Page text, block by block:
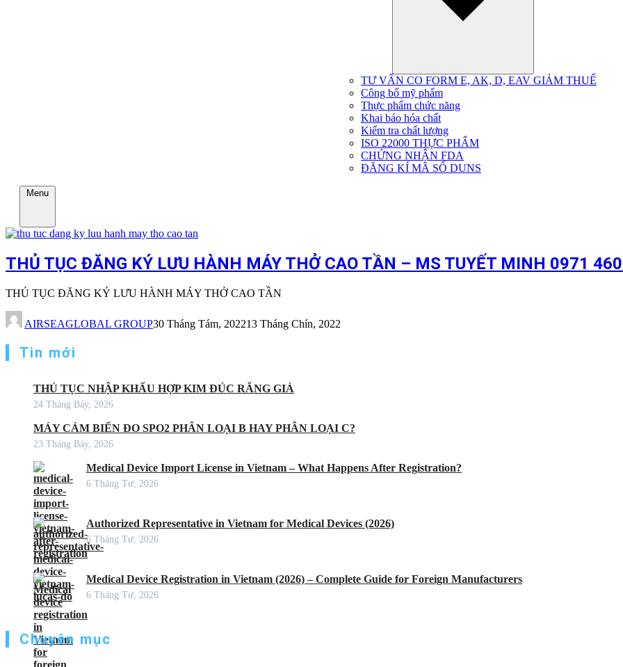
TƯ VẤN CO FORM E, AK, D, EAV GIẢM THUẾ
Công bố mỹ phẩm
Thực phẩm chức năng
Khai báo hóa chất
Kiểm tra chất lượng
ISO 22000 THỰC PHẨM
CHỨNG NHẬN FDA
ĐĂNG KÍ MÃ SỐ DUNS
Menu
THỦ TỤC ĐĂNG KÝ LƯU HÀNH MÁY THỞ CAO TẦN – MS TUYẾT MINH 0971
THỦ TỤC ĐĂNG KÝ LƯU HÀNH MÁY THỞ CAO TẦN
AIRSEAGLOBAL GROUP30 Tháng Tám, 202213 Tháng Chín, 2022
Tin mới
THỦ TỤC NHẬP KHẨU HỢP KIM ĐÚC RĂNG GIẢ
24 Tháng Bảy, 2026
MÁY CẢM BIẾN ĐO SPO2 PHÂN LOẠI B HAY PHÂN LOẠI C?
23 Tháng Bảy, 2026
Medical Device Import License in Vietnam – What Happens After Registration?
6 Tháng Tư, 2026
Authorized Representative in Vietnam for Medical Devices (2026)
6 Tháng Tư, 2026
Medical Device Registration in Vietnam (2026) – Complete Guide for Foreign Manufacturers
6 Tháng Tư, 2026
Chuyên mục